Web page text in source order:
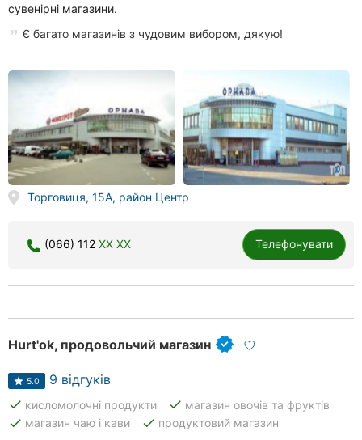
сувенірні магазини.
Є багато магазинів з чудовим вибором, дякую!
Торговиця, 15А, район Центр
(066) 112 XX XX Телефонувати
Hurt'ok, продовольчий магазин
5.0 9 відгуків
done кисломолочні продукти done магазин овочів та фруктів
done магазин чаю і кави done продуктовий магазин